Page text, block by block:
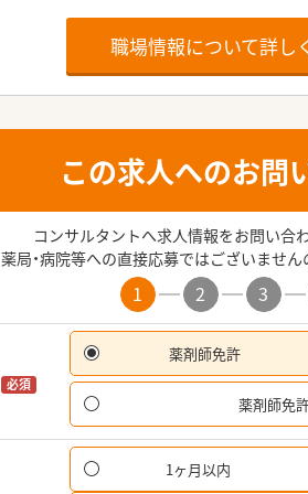
職場情報について詳し
この求人へのお問
コンサルタントへ求人情報をお問い合
薬局・病院等への直接応募ではございません
1 2 3
必須
薬剤師免許
薬剤師免
1ヶ月以内